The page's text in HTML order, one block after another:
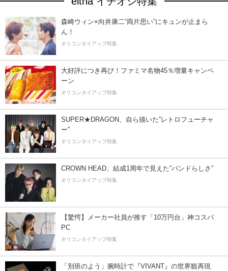
森崎ウィン×向井康二“両片思い”にキュンが止まら
ん！
オリコンタイアップ特集
大好評につき再び！ファミマ名物45％増量キャンペ
ーン
オリコンタイアップ特集
SUPER★DRAGON、自ら描いた”レトロフューチャ
ー”
オリコンタイアップ特集
CROWN HEAD、結成1周年で見えた”バンドらしさ”
オリコンタイアップ特集
【驚愕】メーカー社員が推す「10万円台」神コスパ
PC
オリコンタイアップ特集
「別班のよう」腕時計で『VIVANT』の世界観再現